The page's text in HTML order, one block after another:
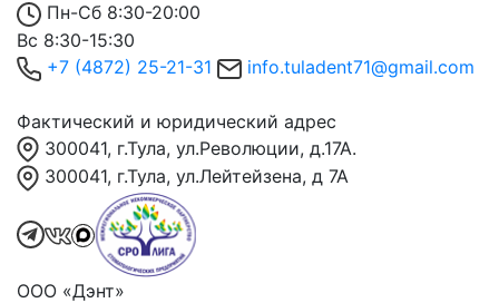
Пн-Сб 8:30-20:00
Вс 8:30-15:30
+7 (4872) 25-21-31
info.tuladent71@gmail.com
Фактический и юридический адрес
300041, г.Тула, ул.Революции, д.17А.
300041, г.Тула, ул.Лейтейзена, д 7А
ООО «Дэнт»